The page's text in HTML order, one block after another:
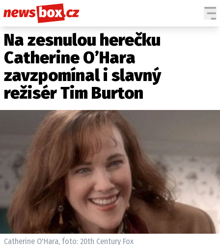
DOMÁCÍ
ZAHRANIČÍ
KRIMI
EKONOMIKA
SPOLEČNOST
ČESKÉ CELEBRITY
SLEDUJTE NÁS NA|
Máte příběh, fotku nebo video?
Pošlete e-mail na newsbox.cz
Na zesnulou herečku
Catherine O’Hara
zavzpomínal i slavný
režisér Tim Burton
Catherine O'Hara, foto: 20th Century Fox